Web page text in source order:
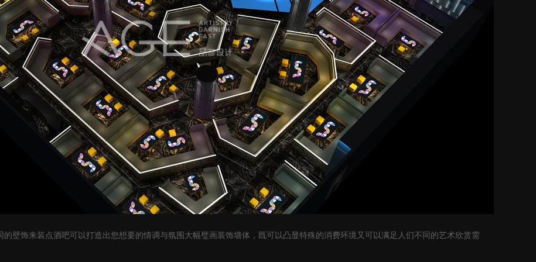
壁饰来装点酒吧可以打造出您想要的情调与氛围大幅璧画装饰墙体，既可以凸显特殊的消费环境又可以满足人们不同的艺术欣赏需